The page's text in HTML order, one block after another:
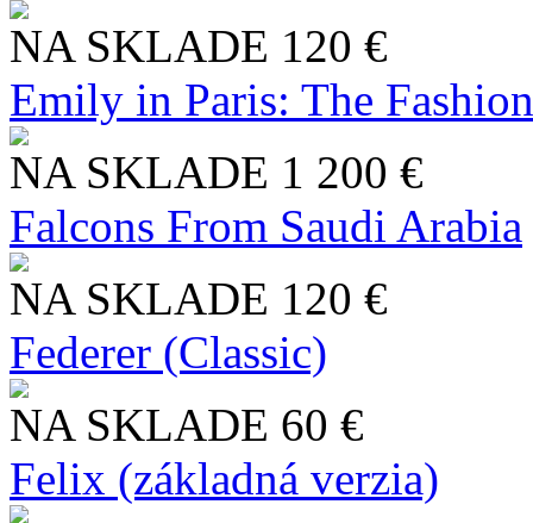
NA SKLADE 120 €
Emily in Paris: The
NA SKLADE 1 200 €
Falcons From Saudi Arabia
NA SKLADE 120 €
Federer (Classic)
NA SKLADE 60 €
Felix (základná verzia)